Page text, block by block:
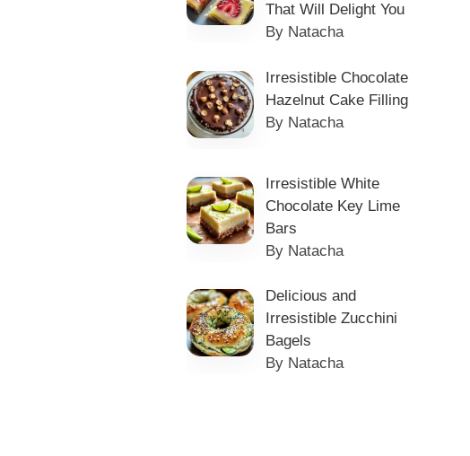
That Will Delight You
By Natacha
Irresistible Chocolate
Hazelnut Cake Filling
By Natacha
Irresistible White
Chocolate Key Lime
Bars
By Natacha
Delicious and
Irresistible Zucchini
Bagels
By Natacha